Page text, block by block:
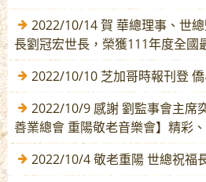
2022/10/14 賀 華總理事、世
長劉冠宏世長，榮獲111年度全國
2022/10/10 芝加哥時報刊登
2022/10/9 感謝 劉監事會主席
善業總會 重陽敬老音樂會】精彩
2022/10/4 敬老重陽 世總祝福